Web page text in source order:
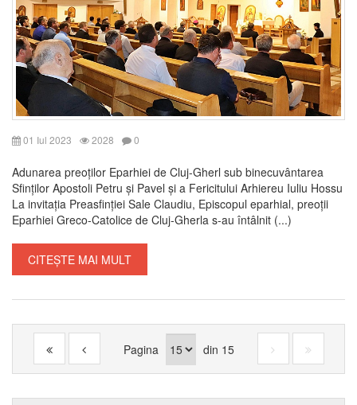
01 Iul 2023 2028 0
Adunarea preoților Eparhiei de Cluj-Gherl sub binecuvântarea
Sfinților Apostoli Petru și Pavel și a Fericitului Arhiereu Iuliu Hossu
La invitația Preasfinției Sale Claudiu, Episcopul eparhial, preoții
Eparhiei Greco-Catolice de Cluj-Gherla s-au întâlnit (...)
CITEȘTE MAI MULT
Pagina din 15